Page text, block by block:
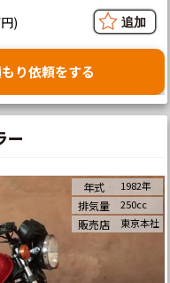
)
り依頼をする
ー
年式 1982年
排気量 250cc
販売店 東京本社